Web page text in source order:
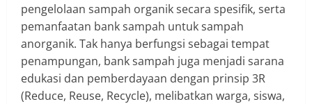
pengelolaan sampah organik secara spesifik, serta
pemanfaatan bank sampah untuk sampah
anorganik. Tak hanya berfungsi sebagai tempat
penampungan, bank sampah juga menjadi sarana
edukasi dan pemberdayaan dengan prinsip 3R
(Reduce, Reuse, Recycle), melibatkan warga, siswa,